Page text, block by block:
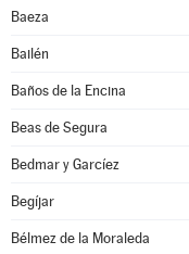
Baeza
Bailén
Baños de la Encina
Beas de Segura
Bedmar y Garcíez
Begíjar
Bélmez de la Moraleda